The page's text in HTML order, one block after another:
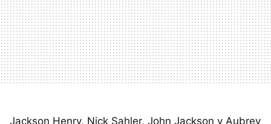
Jackson Henry, Nick Sahler, John Jackson y Aubrey